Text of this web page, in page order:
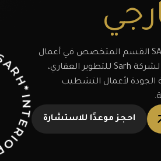
تُعد SARH Finishing القسم المتخصص في أعمال
التشطيب التابع لشركة Sarh للتطوير العقاري،
الجودة لأعمال التشطيب
احجز موعدًا للاستشارة